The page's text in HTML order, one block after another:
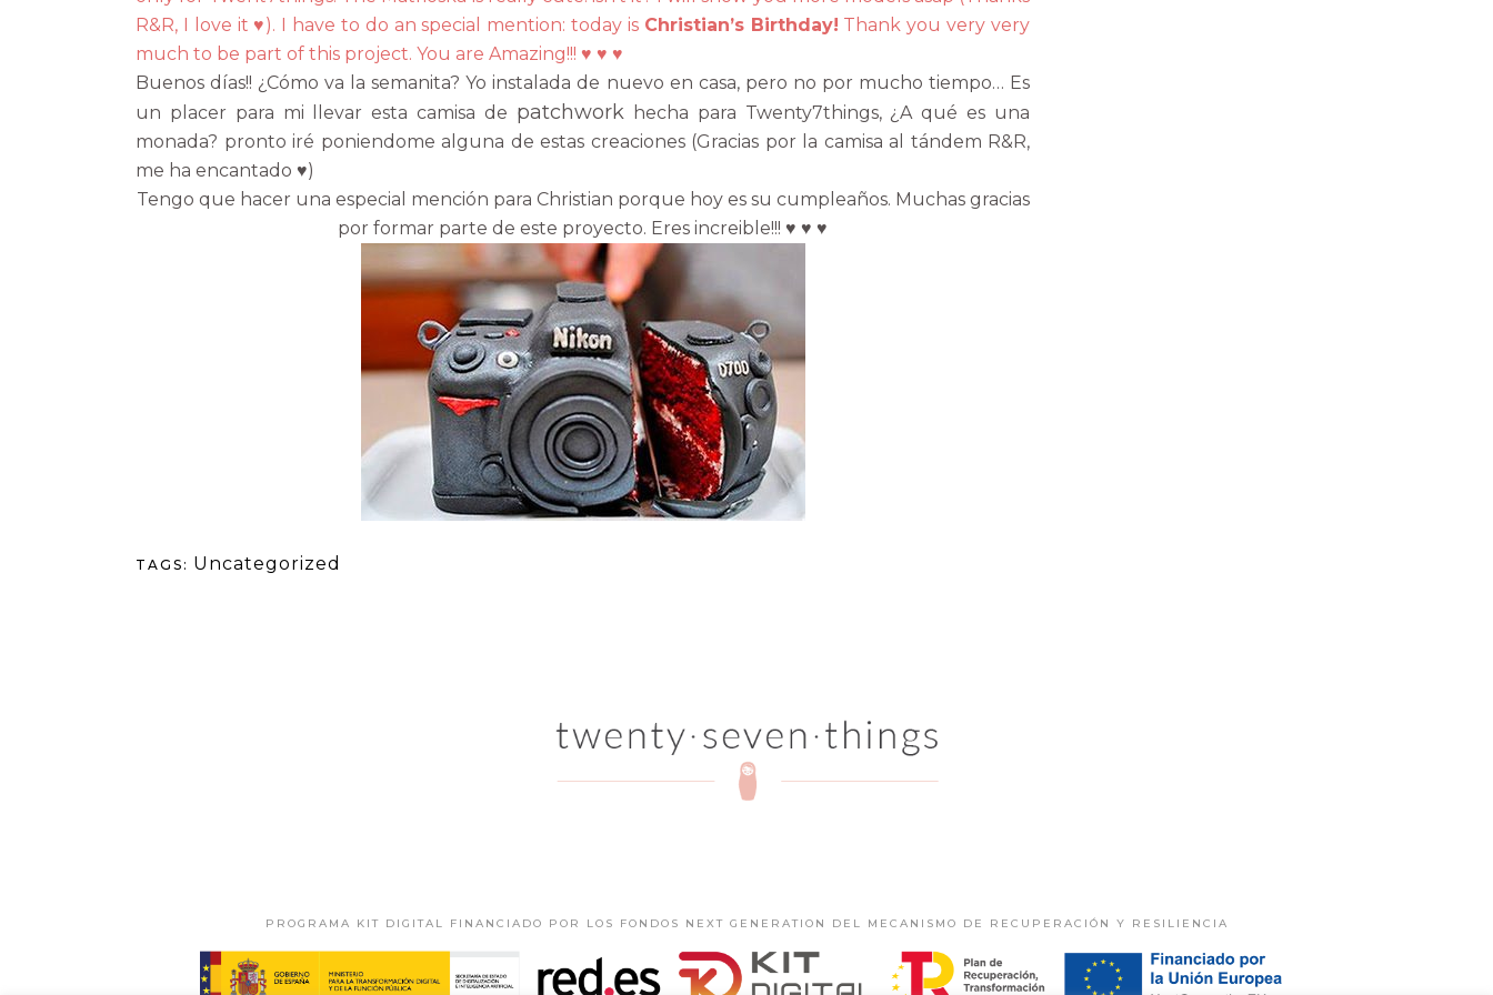
R&R, I love it ♥). I have to do an special mention: today is Christian’s Birthday! Thank you very very
much to be part of this project. You are Amazing!!! ♥ ♥ ♥
Buenos días!! ¿Cómo va la semanita? Yo instalada de nuevo en casa, pero no por mucho tiempo… Es
un placer para mi llevar esta camisa de patchworkhecha para Twenty7things, ¿A qué es una
monada? pronto iré poniendome alguna de estas creaciones (Gracias por la camisa al tándem R&R,
me ha encantado ♥)
Tengo que hacer una especial mención para Christian porque hoy es su cumpleaños. Muchas gracias
por formar parte de este proyecto. Eres increible!!! ♥ ♥ ♥
TAGS: Uncategorized
PROGRAMA KIT DIGITAL FINANCIADO POR LOS FONDOS NEXT GENERATION DEL MECANISMO DE RECUPERACIÓN Y RESILIENCIA